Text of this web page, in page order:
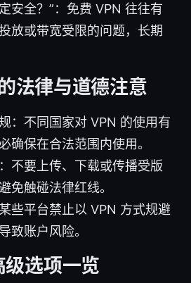
安全？”：免费 VPN 往往有
放或带宽受限的问题，长期
法律与道德注意
：不同国家对 VPN 的使用有
确保在合法范围内使用。
不要上传、下载或传播受版
免触碰法律红线。
些平台禁止以 VPN 方式规避
致账户风险。
选项一览